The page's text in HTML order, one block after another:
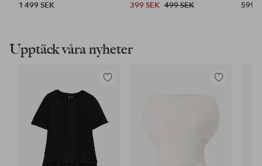
1 499 SEK
399 SEK 499 SEK
599
Upptäck våra nyheter
Lägg
i
favoriter
Lägg